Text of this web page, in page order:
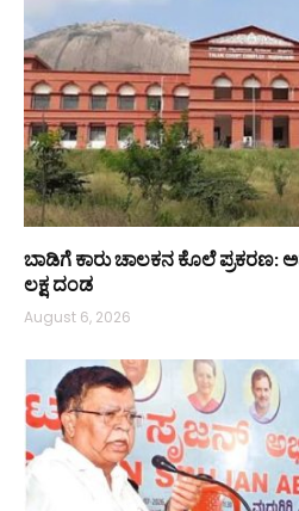
ಬಾಡಿಗೆ ಕಾರು ಚಾಲಕನ ಕೊಲೆ ಪ್ರಕರಣ:
ಲಕ್ಷ ದಂಡ
August 6, 2026